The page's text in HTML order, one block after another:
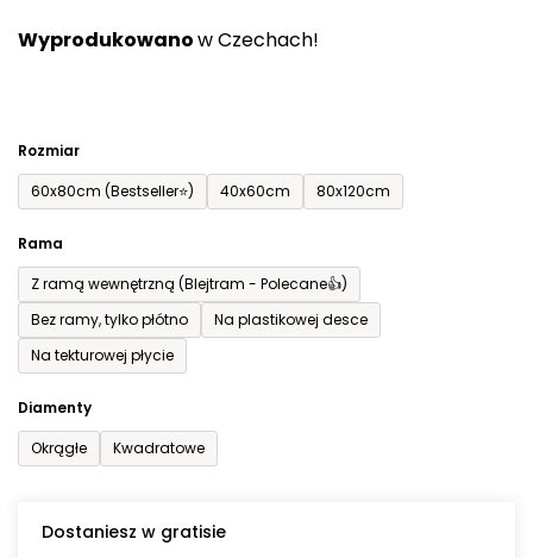
Wyprodukowanow Czechach!
Rozmiar
60x80cm (Bestseller⭐)
40x60cm 80x120cm
Rama
Z ramą wewnętrzną (Blejtram - Polecane👍)
Bez ramy, tylko płótno
Na plastikowej desce
Na tekturowej płycie
Diamenty
Okrągłe
Kwadratowe
Dostaniesz w gratisie